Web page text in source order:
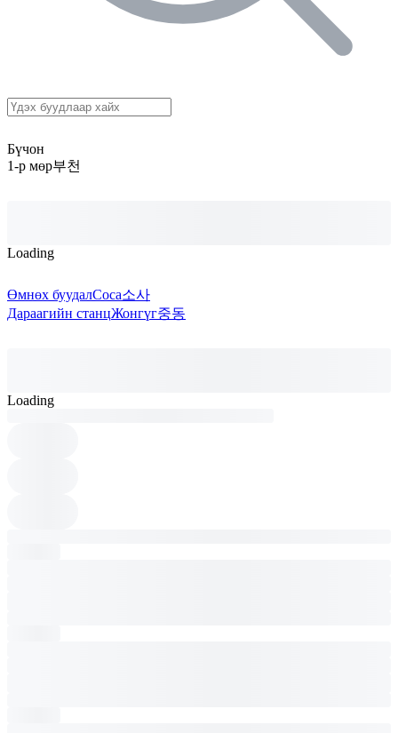
Бүчон
1-р мөр부천
Loading
Өмнөх буудалСоса소사
Дараагийн станцЖонгүг중동
Loading